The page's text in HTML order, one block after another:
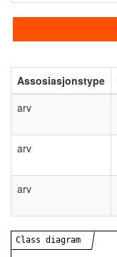
Assosiasjonstype
arv
arv
arv